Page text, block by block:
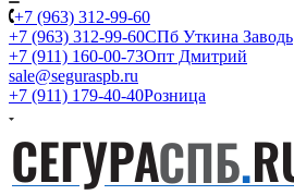
+7 (963) 312-99-60
+7 (963) 312-99-60СПб Уткина Заводь
+7 (911) 160-00-73Опт Дмитрий
sale@seguraspb.ru
+7 (911) 179-40-40Розница